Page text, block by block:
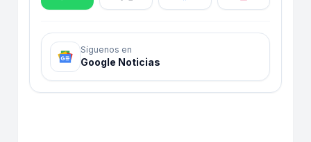
Síguenos en
Google Noticias